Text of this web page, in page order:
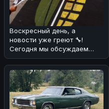
Воскресный день, а
новости уже греют 🔧!
Сегодня мы обсуждаем
победу Kvapil в серии
O'Reilly Auto Pa